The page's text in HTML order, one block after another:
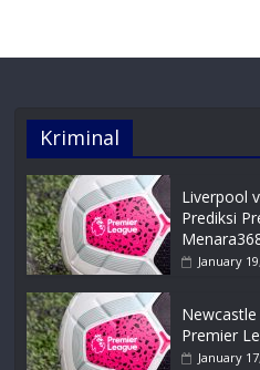
Menara368
Kriminal
Liverpool
Prediksi
January
Newcastle
Premier
January